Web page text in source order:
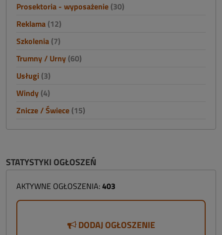
Prosektoria - wyposażenie (30)
Reklama (12)
Szkolenia (7)
Trumny / Urny (60)
Usługi (3)
Windy (4)
Znicze / Świece (15)
STATYSTYKI OGŁOSZEŃ
AKTYWNE OGŁOSZENIA:403
DODAJ OGŁOSZENIE